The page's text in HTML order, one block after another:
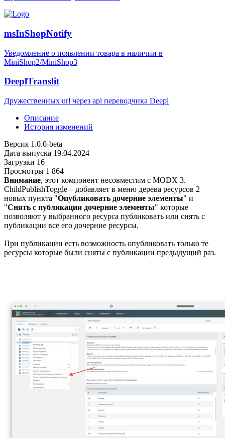
msInShopNotify
Уведомление о появлении товара в наличии в
MiniShop2/MiniShop3
DeeplTranslit
Дружественных url через api переводчика Deepl
Описание
История изменений
Версия 1.0.0-beta
Дата выпуска 19.04.2024
Загрузки 16
Просмотры 1 864
Внимание, этот компонент несовместим с MODX 3.
ChildPublishToggle – добавляет в меню дерева ресурсов 2
новых пункта "Опубликовать дочерние элементы" и
"Снять с публикации дочерние элементы" которые
позволяют у выбранного ресурса публиковать или снять с
публикации все его дочерние ресурсы.
При публикации есть возможность опубликовать только те
ресурсы которые были сняты с публикации предыдущий раз.